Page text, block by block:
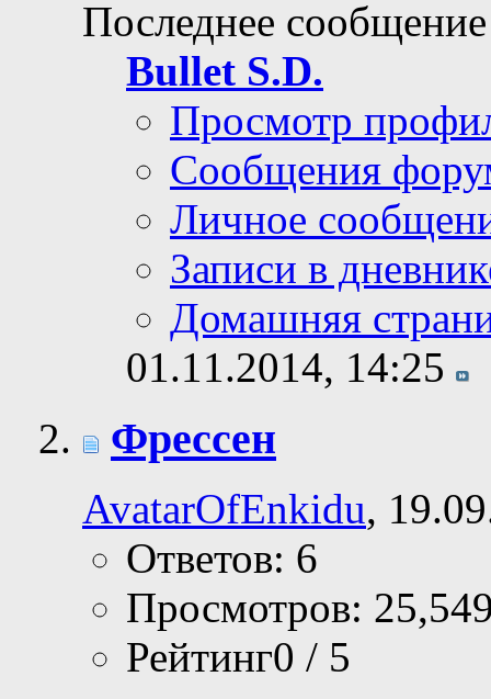
Последнее
Bullet S.D.
Просмотр
Сообщения
Личное
Записи в
Домашняя
01.11.2014, 14:25
Фрессен
AvatarOfEnkidu,
Ответов: 6
Просмотров:
Рейтинг0 / 5